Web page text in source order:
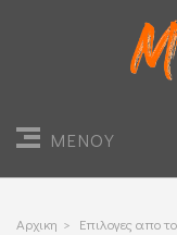
ΜΕΝΟΥ
Αρχικη > Επιλογες απο